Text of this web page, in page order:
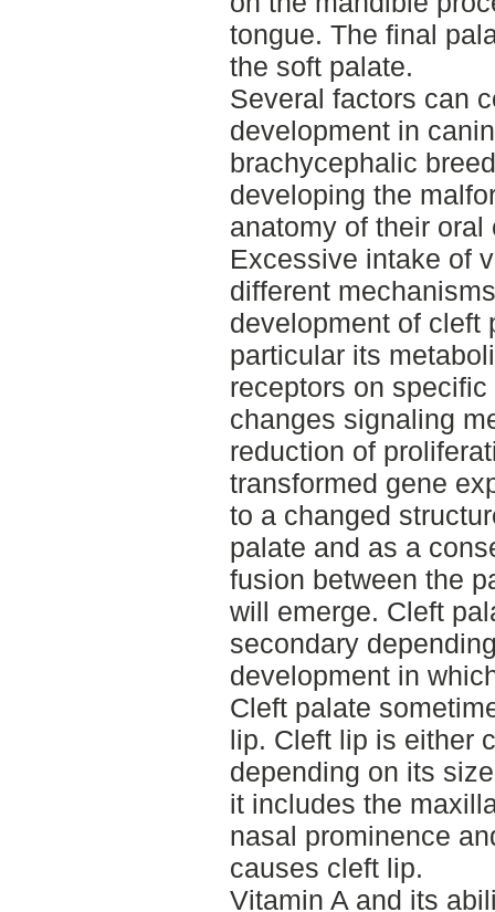
tongue. The final
the soft palate.
Several factors can
development in
brachycephalic
developing the
anatomy of their oral
Excessive intake of
different
development of cleft
particular its
receptors on
changes signaling
reduction of
transformed gene
to a changed
palate and as a
fusion between the
will emerge. Cleft
secondary
development in
Cleft palate
lip. Cleft lip is either
depending on its
it includes the
nasal prominence
causes cleft lip.
Vitamin A and its